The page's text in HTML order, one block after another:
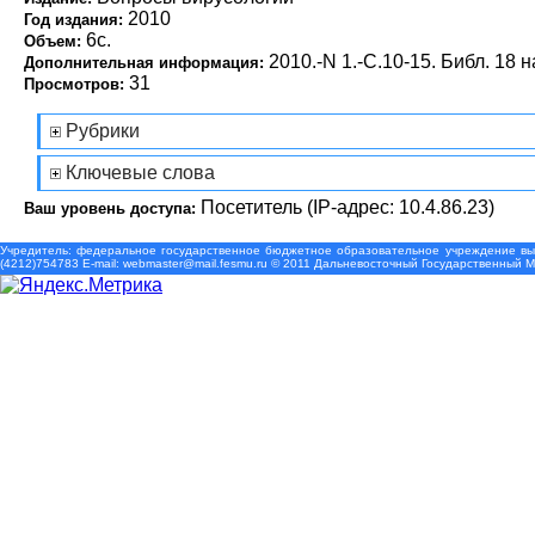
Год издания: 2010
Объем: 6с.
Дополнительная информация: 2010.-N 1.-С.10-15. Библ. 18
Просмотров: 31
Рубрики
Ключевые слова
Ваш уровень доступа: Посетитель (IP-адрес: 10.4.86.23)
Учредитель: федеральное государственное бюджетное образовательное учреждение
(4212)754783 Е-mail: webmaster@mail.fesmu.ru © 2011 Дальневосточный Государственный